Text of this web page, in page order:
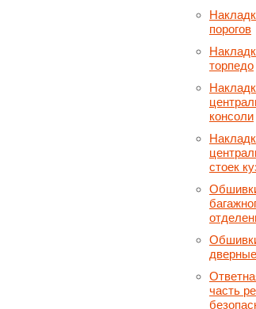
порогов
торпедо
консоли
стоек
дверные
часть